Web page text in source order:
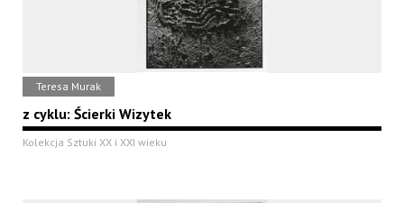
Teresa Murak
z cyklu: Ścierki Wizytek
Kolekcja Sztuki XX i XXI wieku